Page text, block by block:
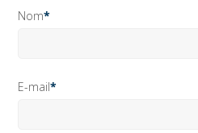
Nom*
E-mail*